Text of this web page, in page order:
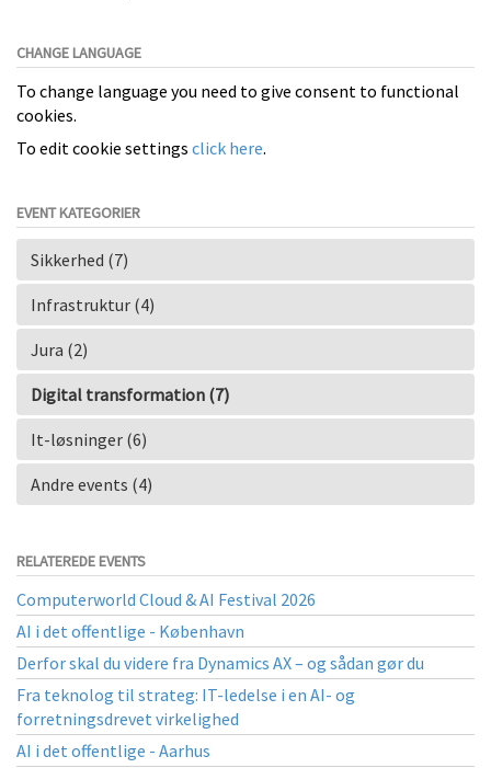
CHANGE LANGUAGE
To change language you need to give consent to functional
cookies.
To edit cookie settings click here.
EVENT KATEGORIER
Sikkerhed (7)
Infrastruktur (4)
Jura (2)
Digital transformation (7)
It-løsninger (6)
Andre events (4)
RELATEREDE EVENTS
Computerworld Cloud & AI Festival 2026
AI i det offentlige - København
Derfor skal du videre fra Dynamics AX – og sådan gør du
Fra teknolog til strateg: IT-ledelse i en AI- og
forretningsdrevet virkelighed
AI i det offentlige - Aarhus